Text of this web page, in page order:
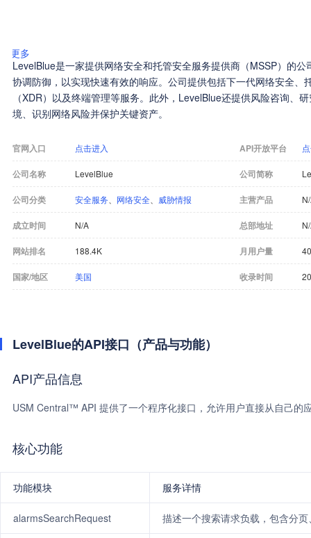
更多
LevelBlue是一家提供网络安全和托管安全服务提供商（MSSP）的
协调防御，以实现快速有效的响应。公司提供包括下一代网络安全、
（XDR）以及终端管理等服务。此外，LevelBlue还提供风险咨询、
境、识别网络风险并保护关键资产。
官网入口 点击进入 API开放平台
公司名称 LevelBlue 公司简称
公司分类 安全服务 网络安全 威胁情报 主营产品
成立时间 N/A 总部地址
网站排名 188.4K 月用户量
国家/地区 美国 收录时间
LevelBlue的API接口（产品与功能）
API产品信息
USM Central™ API 提供了一个程序化接口，允许用户直接从自己的
核心功能
功能模块 服务详情
alarmsSearchRequest 描述一个搜索请求负载，包含分